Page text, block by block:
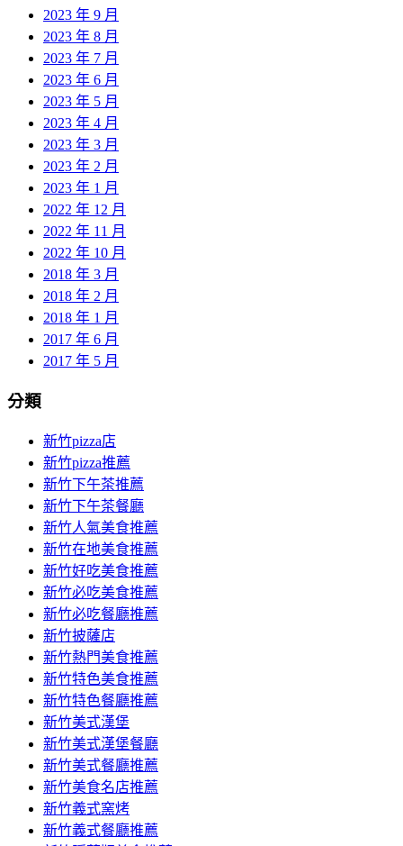
2023 年 9 月
2023 年 8 月
2023 年 7 月
2023 年 6 月
2023 年 5 月
2023 年 4 月
2023 年 3 月
2023 年 2 月
2023 年 1 月
2022 年 12 月
2022 年 11 月
2022 年 10 月
2018 年 3 月
2018 年 2 月
2018 年 1 月
2017 年 6 月
2017 年 5 月
分類
新竹pizza店
新竹pizza推薦
新竹下午茶推薦
新竹下午茶餐廳
新竹人氣美食推薦
新竹在地美食推薦
新竹好吃美食推薦
新竹必吃美食推薦
新竹必吃餐廳推薦
新竹披薩店
新竹熱門美食推薦
新竹特色美食推薦
新竹特色餐廳推薦
新竹美式漢堡
新竹美式漢堡餐廳
新竹美式餐廳推薦
新竹美食名店推薦
新竹義式窯烤
新竹義式餐廳推薦